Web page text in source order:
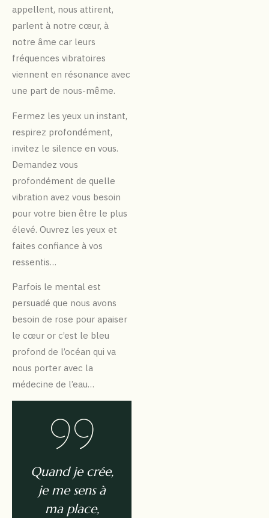
appellent, nous attirent,
parlent à notre cœur, à
notre âme car leurs
fréquences vibratoires
viennent en résonance avec
une part de nous-même.
Fermez les yeux un instant,
respirez profondément,
invitez le silence en vous.
Demandez vous
profondément de quelle
vibration avez vous besoin
pour votre bien être le plus
élevé. Ouvrez les yeux et
faites confiance à vos
ressentis…
Parfois le mental est
persuadé que nous avons
besoin de rose pour apaiser
le cœur or c’est le bleu
profond de l’océan qui va
nous porter avec la
médecine de l’eau…
Quand je crée,
je me sens à
ma place,